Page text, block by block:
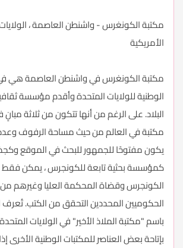
مكتبة الكونغرس - واشنطن العاصمة ،
الأمريكية
مكتبة الكونغرس في واشنطن العاصمة هي
الوطنية للولايات المتحدة وأقدم مؤسسة
البلاد. على الرغم من أنها تتكون من ثلاثة مبانٍ
مكتبة في العالم من حيث مساحة الرفوف وعدد
يكون مفتوحًا للجمهور للبحث في الموقع
كمؤسسة بحثية تابعة للكونجرس ، يمكن فقط
الكونجرس وقضاة المحكمة العليا وغيرهم
الحكوميين المحددين التحقق من الكتب. تُعرف
باسم "مكتبة الملاذ الأخير" في الولايات
بإتاحة بعض العناصر للمكتبات الوطنية الأخرى